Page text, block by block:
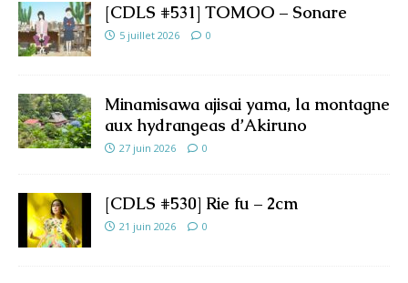
[CDLS #531] TOMOO – Sonare
5 juillet 2026 0
Minamisawa ajisai yama, la montagne
aux hydrangeas d’Akiruno
27 juin 2026 0
[CDLS #530] Rie fu – 2cm
21 juin 2026 0